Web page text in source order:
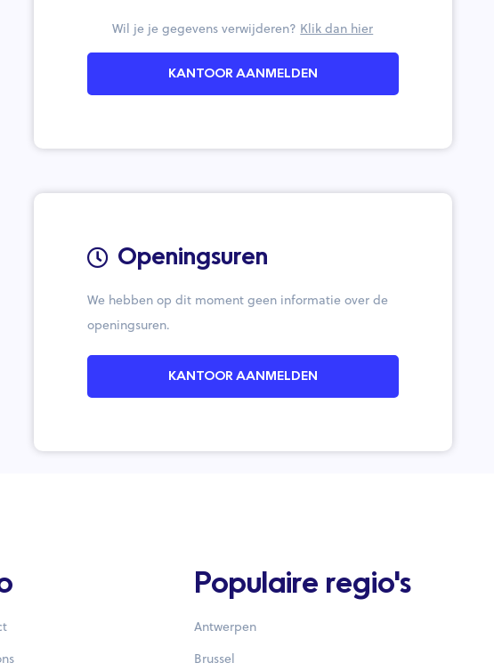
Wil je je gegevens verwijderen? Klik dan hier
KANTOOR AANMELDEN
Openingsuren
We hebben op dit moment geen informatie over de
openingsuren.
KANTOOR AANMELDEN
Populaire regio's
Antwerpen
Brussel